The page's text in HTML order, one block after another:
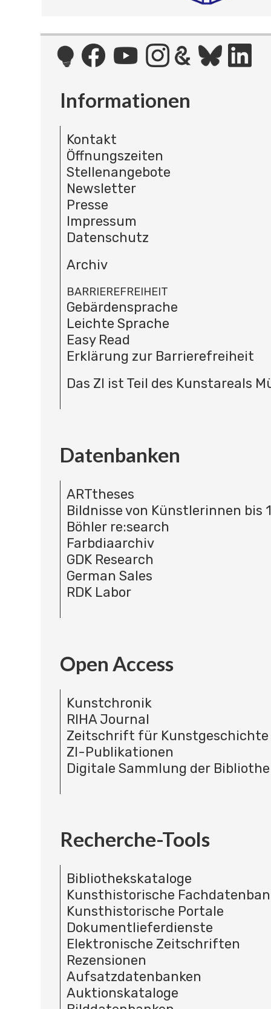
Informationen
Kontakt
Öffnungszeiten
Stellenangebote
Newsletter
Presse
Impressum
Datenschutz
Archiv
BARRIEREFREIHEIT
Gebärdensprache
Leichte Sprache
Easy Read
Erklärung zur Barrierefreiheit
Das ZI ist Teil des Kunstareals
Datenbanken
ARTtheses
Bildnisse von Künstlerinnen bis
Böhler re:search
Farbdiaarchiv
GDK Research
German Sales
RDK Labor
Open Access
Kunstchronik
RIHA Journal
Zeitschrift für Kunstgeschichte
ZI-Publikationen
Digitale Sammlung der
Recherche-Tools
Bibliothekskataloge
Kunsthistorische
Kunsthistorische Portale
Dokumentlieferdienste
Elektronische Zeitschriften
Rezensionen
Aufsatzdatenbanken
Auktionskataloge